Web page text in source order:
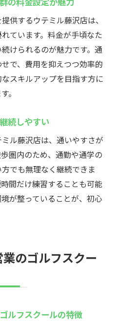
供するウテミル藤沢店は、
ています。料金が手頃なた
けられるのが魅力です。通
で、費用を抑えつつ効率的
スキルアップを目指す方に
。
続しやすい
ル藤沢店は、通いやすさが
圏内のため、通勤や通学の
でも無理なく継続できま
間だけ練習することも可能
が整っていることが、初心
のゴルフスクー
ルフスクールの特徴